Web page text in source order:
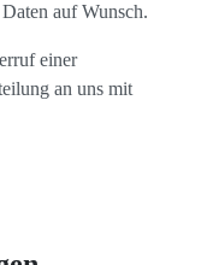
auf Wunsch.
einer
an uns mit